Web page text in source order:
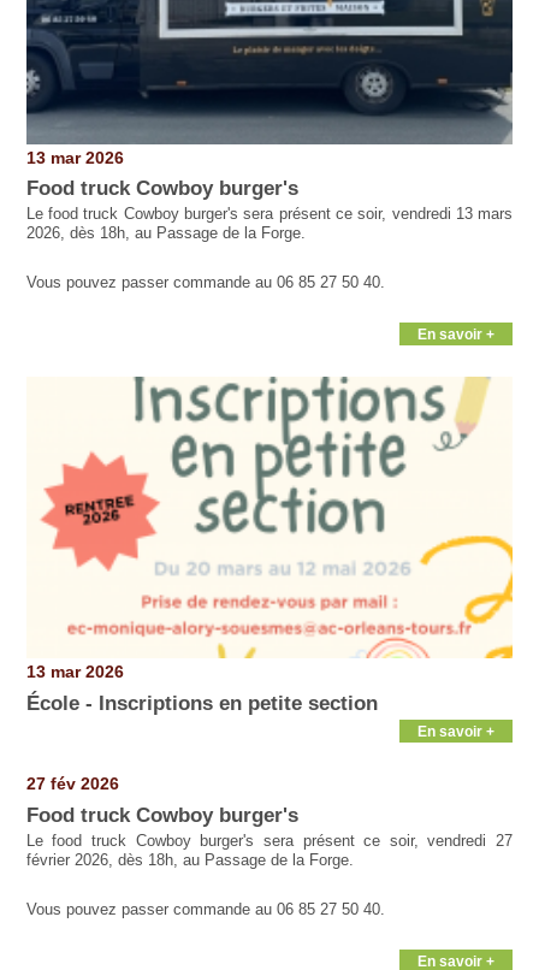
13 mar 2026
Food truck Cowboy burger's
Le food truck Cowboy burger's sera présent ce soir, vendredi 13 mars
2026, dès 18h, au Passage de la Forge.
Vous pouvez passer commande au 06 85 27 50 40.
En savoir +
13 mar 2026
École - Inscriptions en petite section
En savoir +
27 fév 2026
Food truck Cowboy burger's
Le food truck Cowboy burger's sera présent ce soir, vendredi 27
février 2026, dès 18h, au Passage de la Forge.
Vous pouvez passer commande au 06 85 27 50 40.
En savoir +